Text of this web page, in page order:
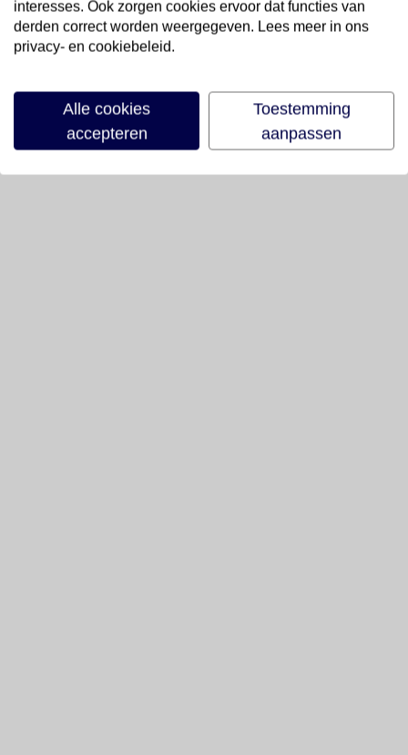
interesses. Ook zorgen cookies ervoor dat functies van
derden correct worden weergegeven. Lees meer in ons
privacy- en cookiebeleid.
Alle cookies
accepteren
Toestemming
aanpassen